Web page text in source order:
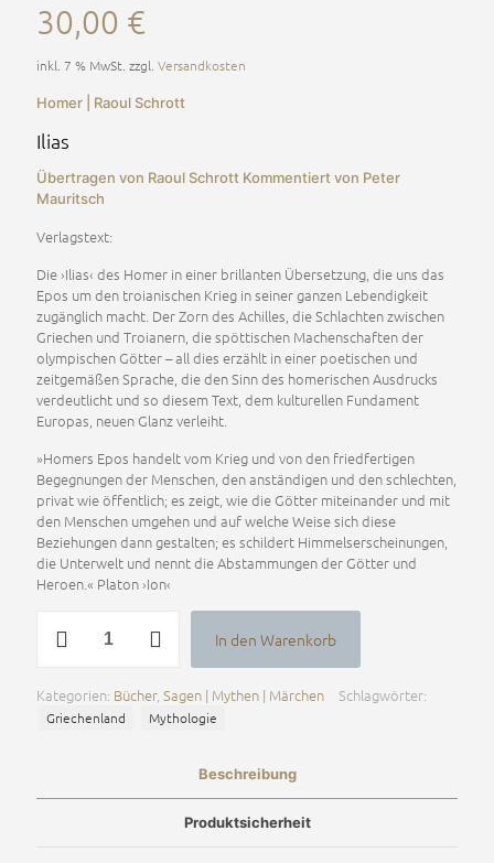
30,00 €
inkl. 7 % MwSt. zzgl. Versandkosten
Homer | Raoul Schrott
Ilias
Übertragen von Raoul Schrott Kommentiert von Peter
Mauritsch
Verlagstext:
Die ›Ilias‹ des Homer in einer brillanten Übersetzung, die uns das
Epos um den troianischen Krieg in seiner ganzen Lebendigkeit
zugänglich macht. Der Zorn des Achilles, die Schlachten zwischen
Griechen und Troianern, die spöttischen Machenschaften der
olympischen Götter – all dies erzählt in einer poetischen und
zeitgemäßen Sprache, die den Sinn des homerischen Ausdrucks
verdeutlicht und so diesem Text, dem kulturellen Fundament
Europas, neuen Glanz verleiht.
»Homers Epos handelt vom Krieg und von den friedfertigen
Begegnungen der Menschen, den anständigen und den schlechten,
privat wie öffentlich; es zeigt, wie die Götter miteinander und mit
den Menschen umgehen und auf welche Weise sich diese
Beziehungen dann gestalten; es schildert Himmelserscheinungen,
die Unterwelt und nennt die Abstammungen der Götter und
Heroen.« Platon ›Ion‹
In den Warenkorb
Alternative:
Kategorien: Bücher, Sagen | Mythen | Märchen Schlagwörter:
Griechenland Mythologie
Beschreibung
Produktsicherheit